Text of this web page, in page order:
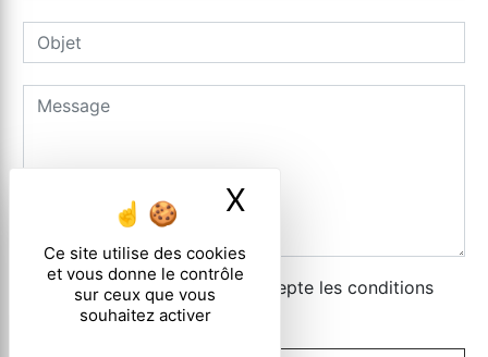
Ce site utilise des cookies
et vous donne le contrôle
sur ceux que vous
souhaitez activer
X
En cochant cette case, j'accepte les conditions
particulières ci-dessous **